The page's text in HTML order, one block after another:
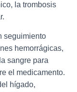
la trombosis
seguimiento
hemorrágicas,
sangre para
el medicamento.
hígado,